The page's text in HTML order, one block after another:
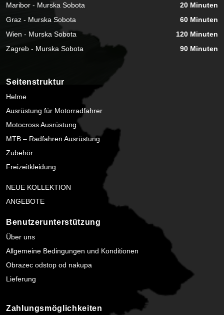
Maribor - Murska Sobota
20 Minuten
Graz - Murska Sobota
60 Minuten
Wien - Murska Sobota
120 Minuten
Zagreb - Murska Sobota
90 Minuten
Seitenstruktur
Helme
Ausrüstung für Motorradfahrer
Motocross Ausrüstung
MTB – Radfahren Ausrüstung
Zubehör
Freizeitkleidung
NEUE KOLLEKTION
ANGEBOTE
Benutzerunterstützung
Über uns
Allgemeine Bedingungen und Konditionen
Obrazec odstop od nakupa
Lieferung
Zahlungsmöglichkeiten